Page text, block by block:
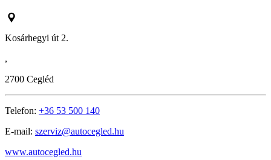
Kosárhegyi út 2.
,
2700 Cegléd
Telefon: +36 53 500 140
E-mail: szerviz@autocegled.hu
www.autocegled.hu